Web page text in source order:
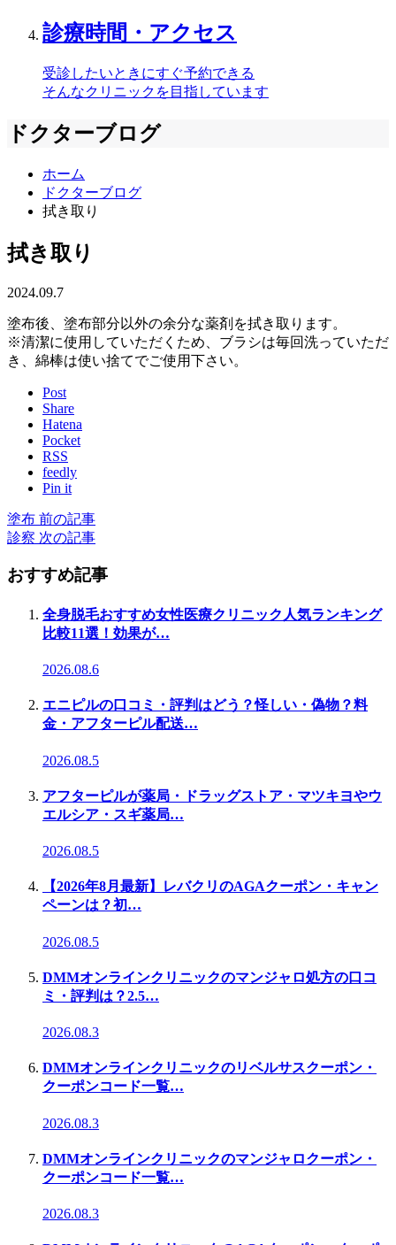
診療時間・アクセス
受診したいときにすぐ予約できる
そんなクリニックを目指しています
ドクターブログ
ホーム
ドクターブログ
拭き取り
拭き取り
2024.09.7
塗布後、塗布部分以外の余分な薬剤を拭き取ります。
※清潔に使用していただくため、ブラシは毎回洗っていただ
き、綿棒は使い捨てでご使用下さい。
Post
Share
Hatena
Pocket
RSS
feedly
Pin it
塗布 前の記事
診察 次の記事
おすすめ記事
全身脱毛おすすめ女性医療クリニック人気ランキング
比較11選！効果が…
2026.08.6
エニピルの口コミ・評判はどう？怪しい・偽物？料
金・アフターピル配送…
2026.08.5
アフターピルが薬局・ドラッグストア・マツキヨやウ
エルシア・スギ薬局…
2026.08.5
【2026年8月最新】レバクリのAGAクーポン・キャン
ペーンは？初…
2026.08.5
DMMオンラインクリニックのマンジャロ処方の口コ
ミ・評判は？2.5…
2026.08.3
DMMオンラインクリニックのリベルサスクーポン・
クーポンコード一覧…
2026.08.3
DMMオンラインクリニックのマンジャロクーポン・
クーポンコード一覧…
2026.08.3